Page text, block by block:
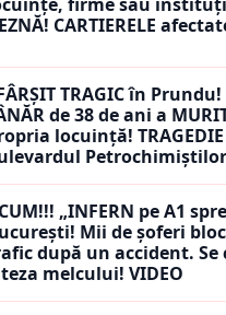
CARTIERELE
TRAGIC în
de 38 de ani a
locuință!
„INFERN pe A1 spre
Mii de șoferi
după un accident. Se
melcului! VIDEO